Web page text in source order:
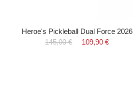
Heroe's Pickleball Dual Force 2026
145,00 €
109,90 €